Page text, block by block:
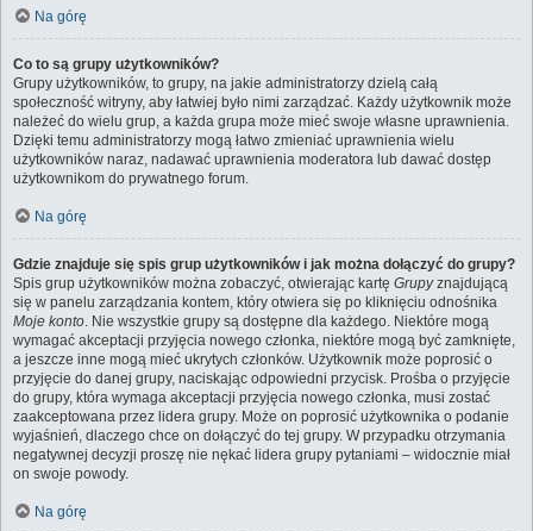
Na górę
Co to są grupy użytkowników?
Grupy użytkowników, to grupy, na jakie administratorzy dzielą całą
społeczność witryny, aby łatwiej było nimi zarządzać. Każdy użytkownik może
należeć do wielu grup, a każda grupa może mieć swoje własne uprawnienia.
Dzięki temu administratorzy mogą łatwo zmieniać uprawnienia wielu
użytkowników naraz, nadawać uprawnienia moderatora lub dawać dostęp
użytkownikom do prywatnego forum.
Na górę
Gdzie znajduje się spis grup użytkowników i jak można dołączyć do grupy?
Spis grup użytkowników można zobaczyć, otwierając kartę Grupyznajdującą
się w panelu zarządzania kontem, który otwiera się po kliknięciu odnośnika
Moje konto. Nie wszystkie grupy są dostępne dla każdego. Niektóre mogą
wymagać akceptacji przyjęcia nowego członka, niektóre mogą być zamknięte,
a jeszcze inne mogą mieć ukrytych członków. Użytkownik może poprosić o
przyjęcie do danej grupy, naciskając odpowiedni przycisk. Prośba o przyjęcie
do grupy, która wymaga akceptacji przyjęcia nowego członka, musi zostać
zaakceptowana przez lidera grupy. Może on poprosić użytkownika o podanie
wyjaśnień, dlaczego chce on dołączyć do tej grupy. W przypadku otrzymania
negatywnej decyzji proszę nie nękać lidera grupy pytaniami – widocznie miał
on swoje powody.
Na górę